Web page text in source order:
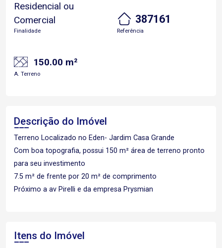
Residencial ou
Comercial
Finalidade
387161
Referência
150.00 m²
A. Terreno
Descrição do Imóvel
Terreno Localizado no Eden- Jardim Casa Grande
Com boa topografia, possui 150 m² área de terreno pronto
para seu investimento
7.5 m² de frente por 20 m² de comprimento
Próximo a av Pirelli e da empresa Prysmian
Itens do Imóvel